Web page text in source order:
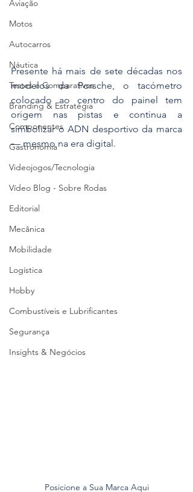
Aviação
Motos
Autocarros
Náutica
Testes e Comparativos
Branding & Estratégia
Componentes
Gastronomia
Videojogos/Tecnologia
Vídeo Blog - Sobre Rodas
Editorial
Mecânica
Mobilidade
Logística
Hobby
Combustíveis e Lubrificantes
Segurança
Insights & Negócios
Presente há mais de sete décadas nos
modelos da Porsche, o tacómetro
colocado ao centro do painel tem
origem nas pistas e continua a
simbolizar o ADN desportivo da marca
— mesmo na era digital.
Posicione a Sua Marca Aqui